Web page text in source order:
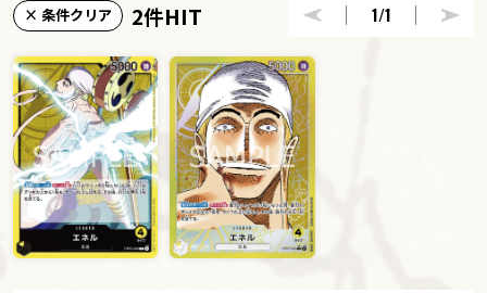
× 条件クリア 2件HIT 1/1